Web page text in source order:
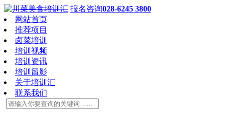
报名咨询028-6245 3800
网站首页
推荐项目
卤菜培训
培训视频
培训资讯
培训留影
关于培训汇
联系我们